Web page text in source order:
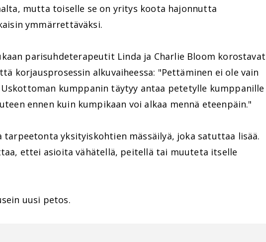
mutta toiselle se on yritys koota hajonnutta
ymmärrettäväksi.
parisuhdeterapeutit Linda ja Charlie Bloom korostavat
korjausprosessin alkuvaiheessa: "Pettäminen ei ole vain
kumppanin täytyy antaa petetylle kumppanille
ennen kuin kumpikaan voi alkaa mennä eteenpäin."
tarpeetonta yksityiskohtien mässäilyä, joka satuttaa lisää.
ettei asioita vähätellä, peitellä tai muuteta itselle
uusi petos.